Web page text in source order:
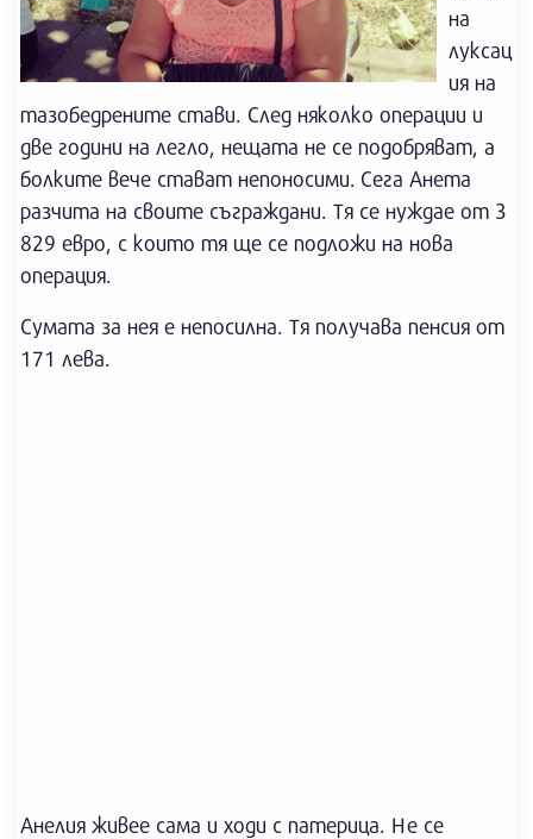
на
луксац
ия на
тазобедрените стави. След няколко операции и
две години на легло, нещата не се подобряват, а
болките вече стават непоносими. Сега Анета
разчита на своите съграждани. Тя се нуждае от 3
829 евро, с които тя ще се подложи на нова
операция.
Сумата за нея е непосилна. Тя получава пенсия от
171 лева.
Анелия живее сама и ходи с патерица. Не се